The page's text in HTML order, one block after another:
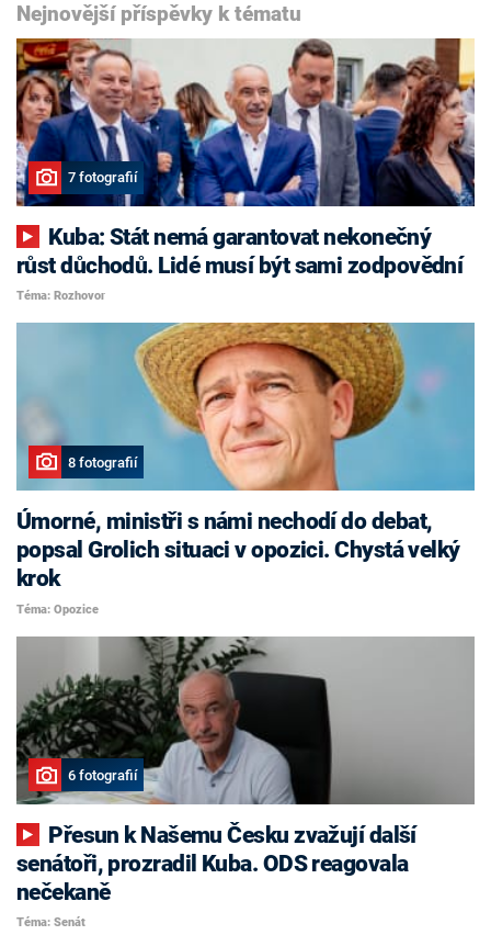
Nejnovější příspěvky k tématu
7 fotografií
růst důchodů. Lidé musí být sami zodpovědní
Téma: Rozhovor
8 fotografií
Úmorné, ministři s námi nechodí do debat,
popsal Grolich situaci v opozici. Chystá velký
krok
Téma: Opozice
6 fotografií
senátoři, prozradil Kuba. ODS reagovala
nečekaně
Téma: Senát